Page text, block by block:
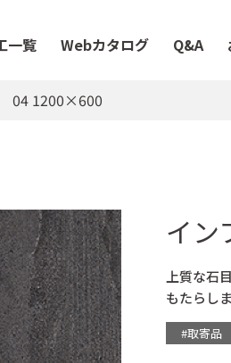
一覧 Webカタログ Q&A
04 1200×600
イン
上質な石
もたらしま
#取寄品